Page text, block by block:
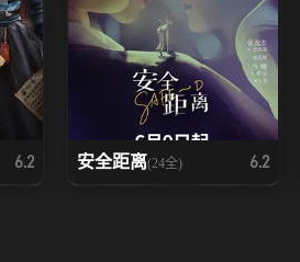
6.2 安全距离(24全) 6.2